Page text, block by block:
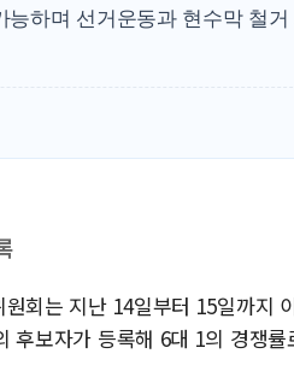
하며 선거운동과 현수막 철
회는 지난 14일부터 15일까지
후보자가 등록해 6대 1의 경쟁